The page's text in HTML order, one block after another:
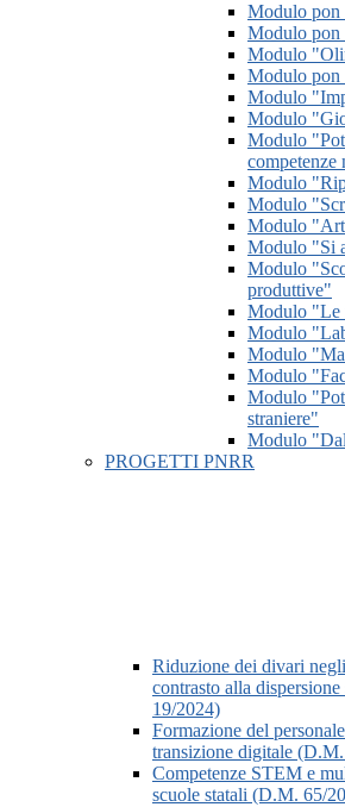
Modulo pon
Modulo pon
Modulo
Modulo pon
Modulo
Modulo
Modulo
competenze
Modulo
Modulo
Modulo
Modulo "Si
Modulo
produttive"
Modulo "Le
Modulo
Modulo
Modulo
Modulo
straniere"
Modulo
PROGETTI PNRR
Riduzione dei divari
contrasto alla
19/2024)
Formazione del
transizione digitale
Competenze STEM e
scuole statali (D.M. 65/